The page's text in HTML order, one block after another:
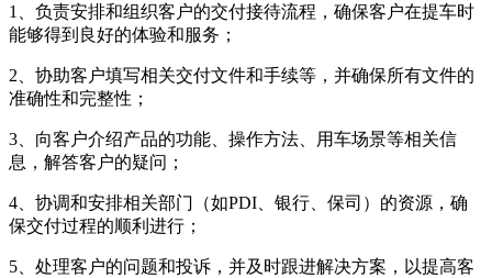
1、负责安排和组织客户的交付接待流程，确保客户在提车时
能够得到良好的体验和服务；
2、协助客户填写相关交付文件和手续等，并确保所有文件的
准确性和完整性；
3、向客户介绍产品的功能、操作方法、用车场景等相关信
息，解答客户的疑问；
4、协调和安排相关部门（如PDI、银行、保司）的资源，确
保交付过程的顺利进行；
5、处理客户的问题和投诉，并及时跟进解决方案，以提高客